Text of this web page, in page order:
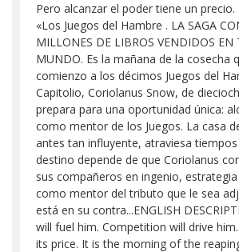
Pero alcanzar el poder tiene un precio.
«Los Juegos del Hambre . LA SAGA
MILLONES DE LIBROS VENDIDOS EN
MUNDO. Es la mañana de la cosecha
comienzo a los décimos Juegos del
Capitolio, Coriolanus Snow, de
prepara para una oportunidad única:
como mentor de los Juegos. La casa
antes tan influyente, atraviesa
destino depende de que Coriolanus
sus compañeros en ingenio,
como mentor del tributo que le sea
está en su contra...ENGLISH
will fuel him. Competition will drive
its price. It is the morning of the